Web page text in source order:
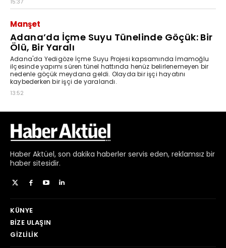
Haber Aktüel, son dakika haberler servis eden, reklamsız bir
haber sitesidir.
KÜNYE
BIZE ULAŞIN
GIZLILIK